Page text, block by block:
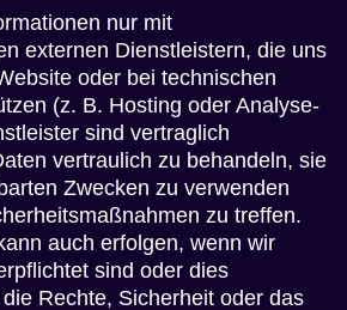
nur mit
externen Dienstleistern, die uns
oder bei technischen
(z. B. Hosting oder Analyse-
sind vertraglich
vertraulich zu behandeln, sie
Zwecken zu verwenden
zu treffen.
auch erfolgen, wenn wir
sind oder dies
Rechte, Sicherheit oder das